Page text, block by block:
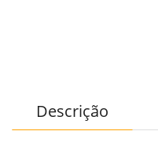
Descrição